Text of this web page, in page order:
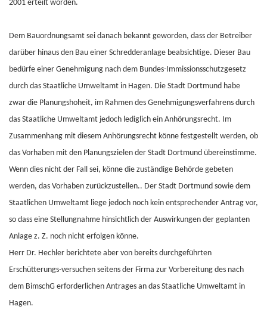
2001 erteilt worden.
Dem Bauordnungsamt sei danach bekannt geworden, dass der Betreiber
darüber hinaus den Bau einer Schredderanlage beabsichtige. Dieser Bau
bedürfe einer Genehmigung nach dem Bundes-Immissionsschutzgesetz
durch das Staatliche Umweltamt in Hagen. Die Stadt Dortmund habe
zwar die Planungshoheit, im Rahmen des Genehmigungsverfahrens durch
das Staatliche Umweltamt jedoch lediglich ein Anhörungsrecht. Im
Zusammenhang mit diesem Anhörungsrecht könne festgestellt werden, ob
das Vorhaben mit den Planungszielen der Stadt Dortmund übereinstimme.
Wenn dies nicht der Fall sei, könne die zuständige Behörde gebeten
werden, das Vorhaben zurückzustellen.. Der Stadt Dortmund sowie dem
Staatlichen Umweltamt liege jedoch noch kein entsprechender Antrag vor,
so dass eine Stellungnahme hinsichtlich der Auswirkungen der geplanten
Anlage z. Z. noch nicht erfolgen könne.
Herr Dr. Hechler berichtete aber von bereits durchgeführten
Erschütterungs-versuchen seitens der Firma zur Vorbereitung des nach
dem BimschG erforderlichen Antrages an das Staatliche Umweltamt in
Hagen.